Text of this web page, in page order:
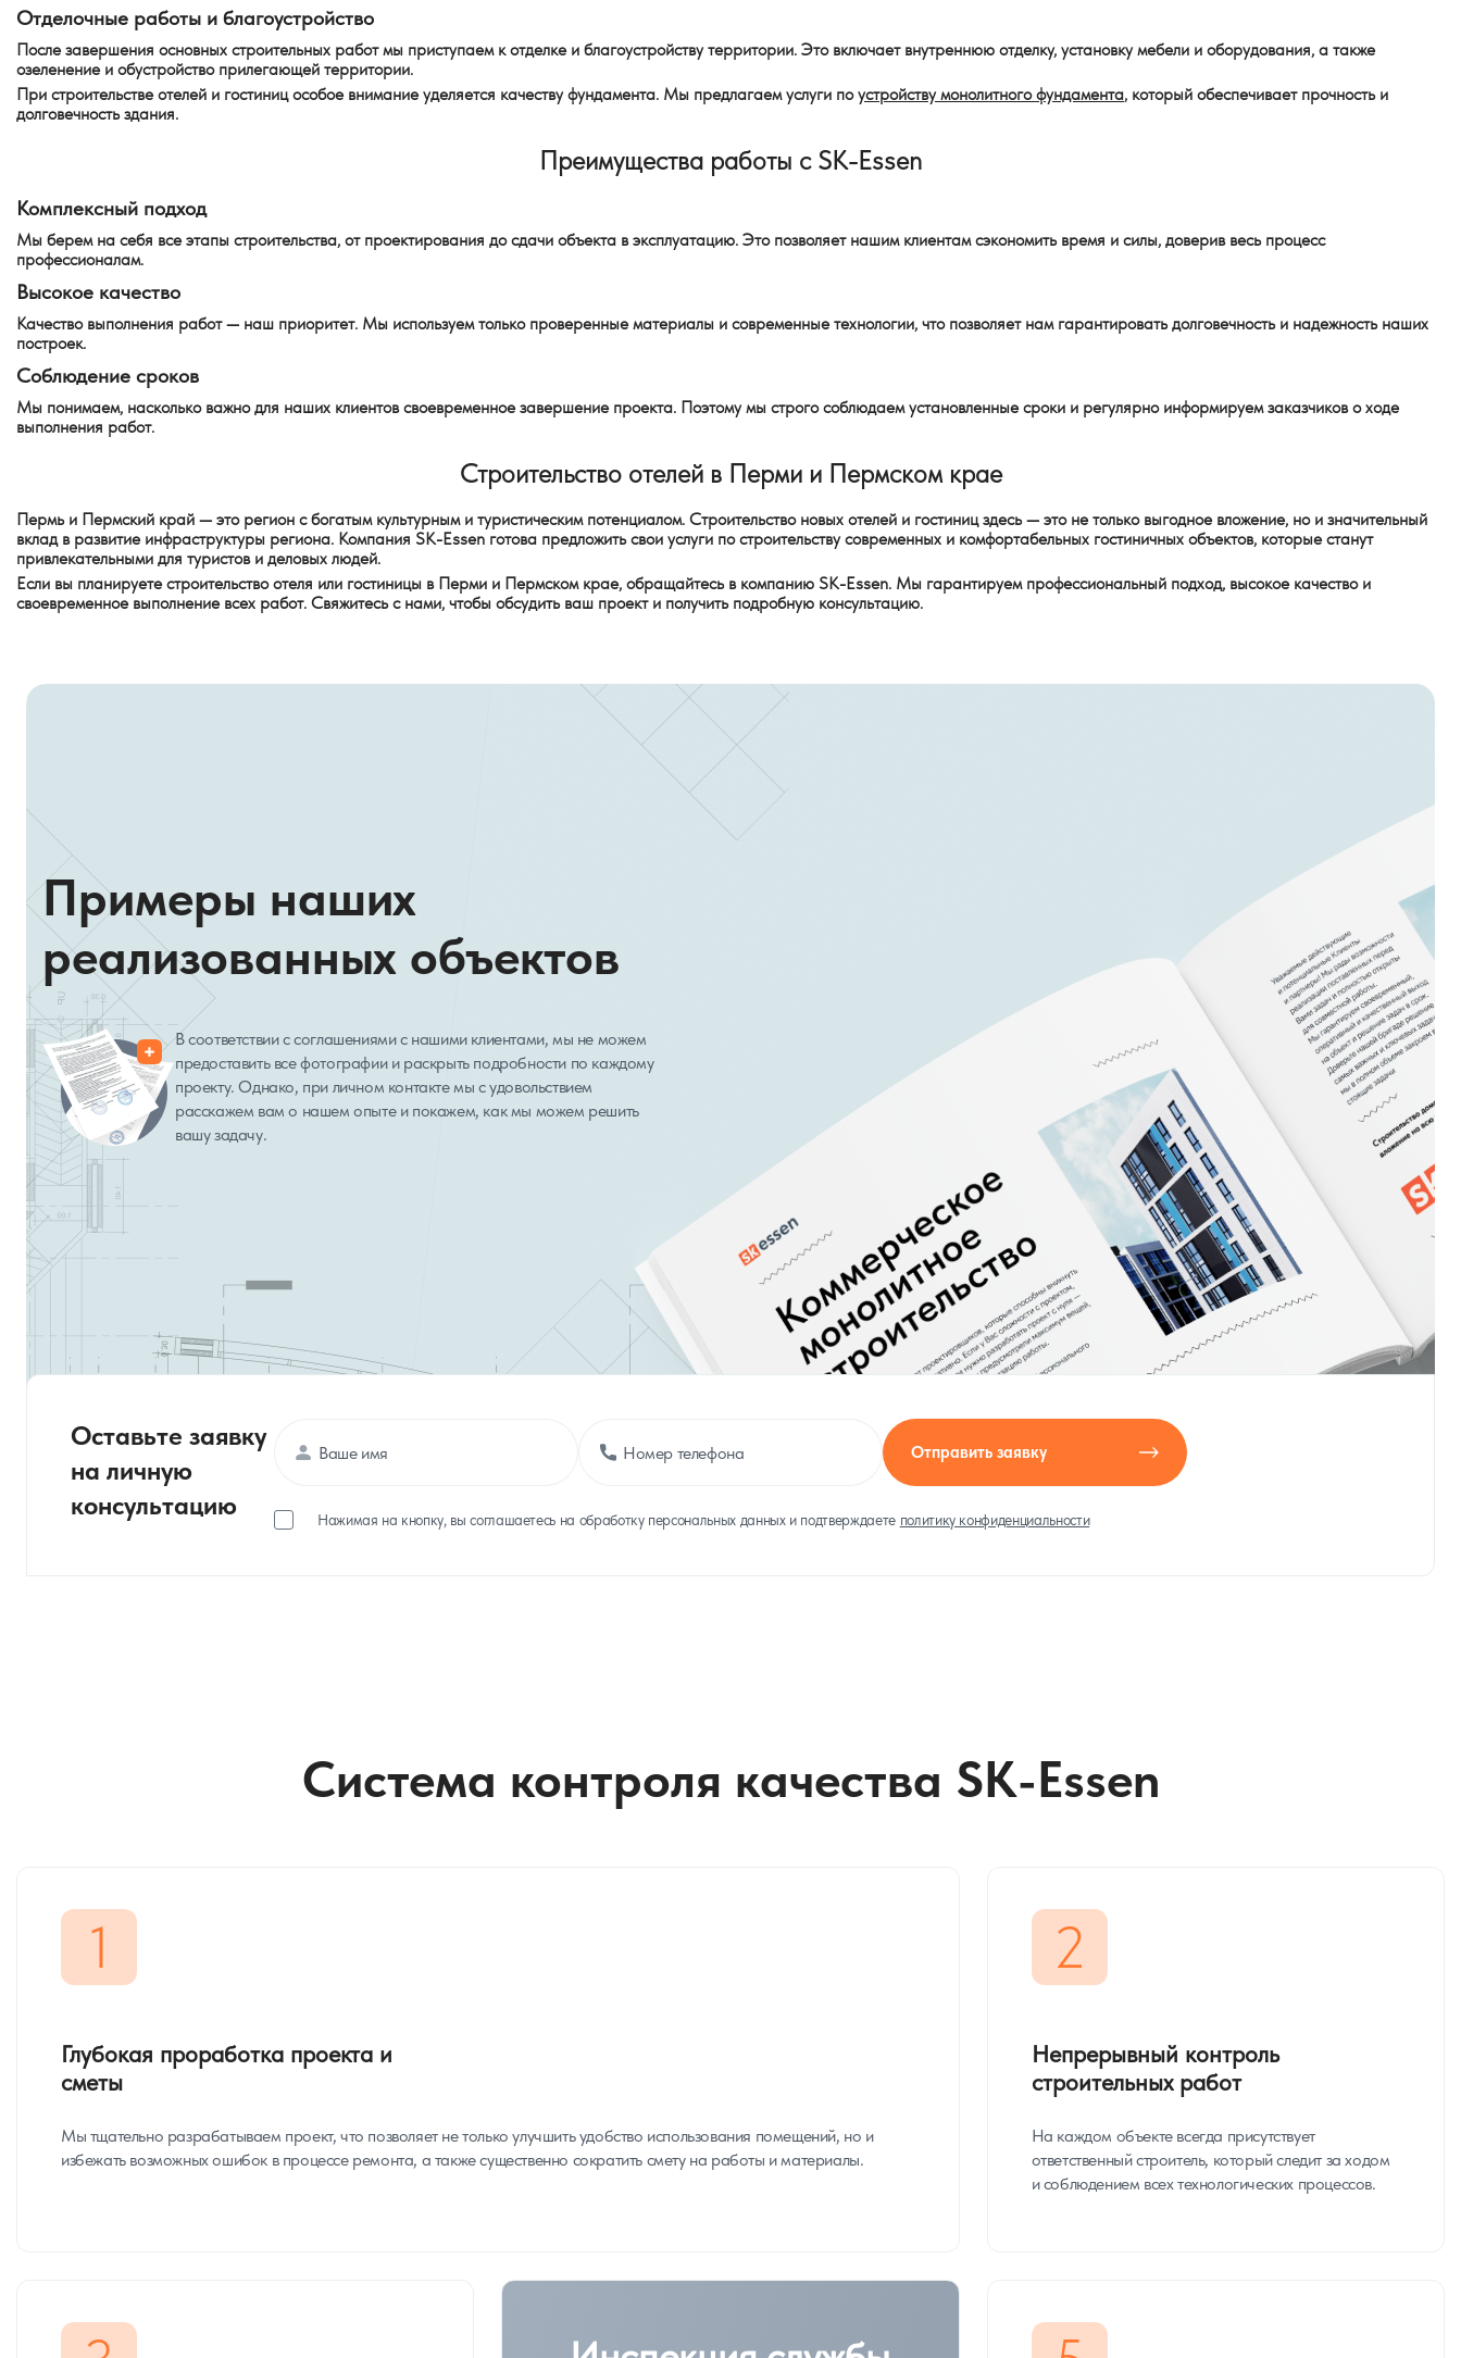
Отделочные работы и благоустройство
После завершения основных строительных работ мы приступаем к отделке и благоустройству территории. Это включает внутреннюю отделку, установку мебели и оборудования, а также
озеленение и обустройство прилегающей территории.
При строительстве отелей и гостиниц особое внимание уделяется качеству фундамента. Мы предлагаем услуги поустройству монолитного фундамента, который обеспечивает прочность и
долговечность здания.
Преимущества работы с SK-Essen
Комплексный подход
Мы берем на себя все этапы строительства, от проектирования до сдачи объекта в эксплуатацию. Это позволяет нашим клиентам сэкономить время и силы, доверив весь процесс
профессионалам.
Высокое качество
Качество выполнения работ — наш приоритет. Мы используем только проверенные материалы и современные технологии, что позволяет нам гарантировать долговечность и надежность наших
построек.
Соблюдение сроков
Мы понимаем, насколько важно для наших клиентов своевременное завершение проекта. Поэтому мы строго соблюдаем установленные сроки и регулярно информируем заказчиков о ходе
выполнения работ.
Строительство отелей в Перми и Пермском крае
Пермь и Пермский край — это регион с богатым культурным и туристическим потенциалом. Строительство новых отелей и гостиниц здесь — это не только выгодное вложение, но и значительный
вклад в развитие инфраструктуры региона. Компания SK-Essen готова предложить свои услуги по строительству современных и комфортабельных гостиничных объектов, которые станут
привлекательными для туристов и деловых людей.
Если вы планируете строительство отеля или гостиницы в Перми и Пермском крае, обращайтесь в компанию SK-Essen. Мы гарантируем профессиональный подход, высокое качество и
своевременное выполнение всех работ. Свяжитесь с нами, чтобы обсудить ваш проект и получить подробную консультацию.
Примеры наших
реализованных объектов
В соответствии с соглашениями с нашими клиентами, мы не можем
предоставить все фотографии и раскрыть подробности по каждому
проекту. Однако, при личном контакте мы с удовольствием
расскажем вам о нашем опыте и покажем, как мы можем решить
вашу задачу.
Оставьте заявку
на личную
консультацию
Отправить заявку
Нажимая на кнопку, вы соглашаетесь на обработку персональных данных и подтверждаете политику конфиденциальности
Система контроля качества SK-Essen
1
Глубокая проработка проекта и
сметы
Мы тщательно разрабатываем проект, что позволяет не только улучшить удобство использования помещений, но и
избежать возможных ошибок в процессе ремонта, а также существенно сократить смету на работы и материалы.
2
Непрерывный контроль
строительных работ
На каждом объекте всегда присутствует
ответственный строитель, который следит за ходом
и соблюдением всех технологических процессов.